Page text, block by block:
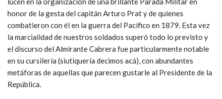
honor de la gesta del capitán Arturo Prat y de quienes
combatieron con él en la guerra del Pacífico en 1879. Esta vez
la marcialidad de nuestros soldados superó todo lo previsto y
el discurso del Almirante Cabrera fue particularmente notable
en su cursilería (siutiquería decimos acá), con abundantes
metáforas de aquellas que parecen gustarle al Presidente de la
República.